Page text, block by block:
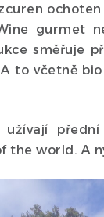
gurmet
směřuje
to včetně
the world. A